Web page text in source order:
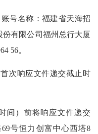
号名称：福建省天海招
有限公司福州总行大厦
56。
次响应文件递交截止时
间）前将响应文件递交
号恒力创富中心西塔8